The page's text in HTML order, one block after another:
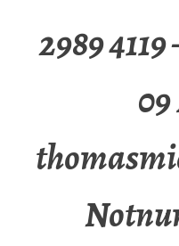
2989 4119